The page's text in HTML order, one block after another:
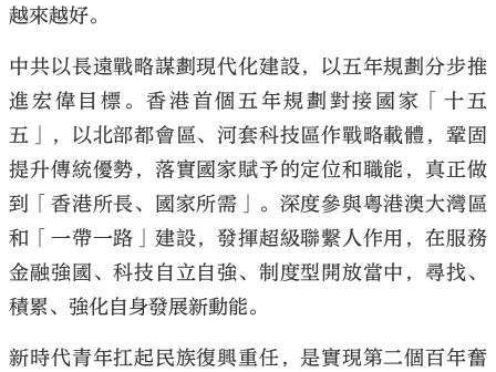
越來越好。
中共以長遠戰略謀劃現代化建設，以五年規劃分步推
進宏偉目標。香港首個五年規劃對接國家「十五
五」，以北部都會區、河套科技區作戰略載體，鞏固
提升傳統優勢，落實國家賦予的定位和職能，真正做
到「香港所長、國家所需」。深度參與粵港澳大灣區
和「一帶一路」建設，發揮超級聯繫人作用，在服務
金融強國、科技自立自強、制度型開放當中，尋找、
積累、強化自身發展新動能。
新時代青年扛起民族復興重任，是實現第二個百年奮